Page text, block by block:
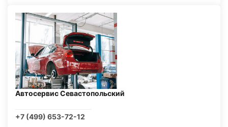
Автосервис Севастопольский
+7 (499) 653-72-12